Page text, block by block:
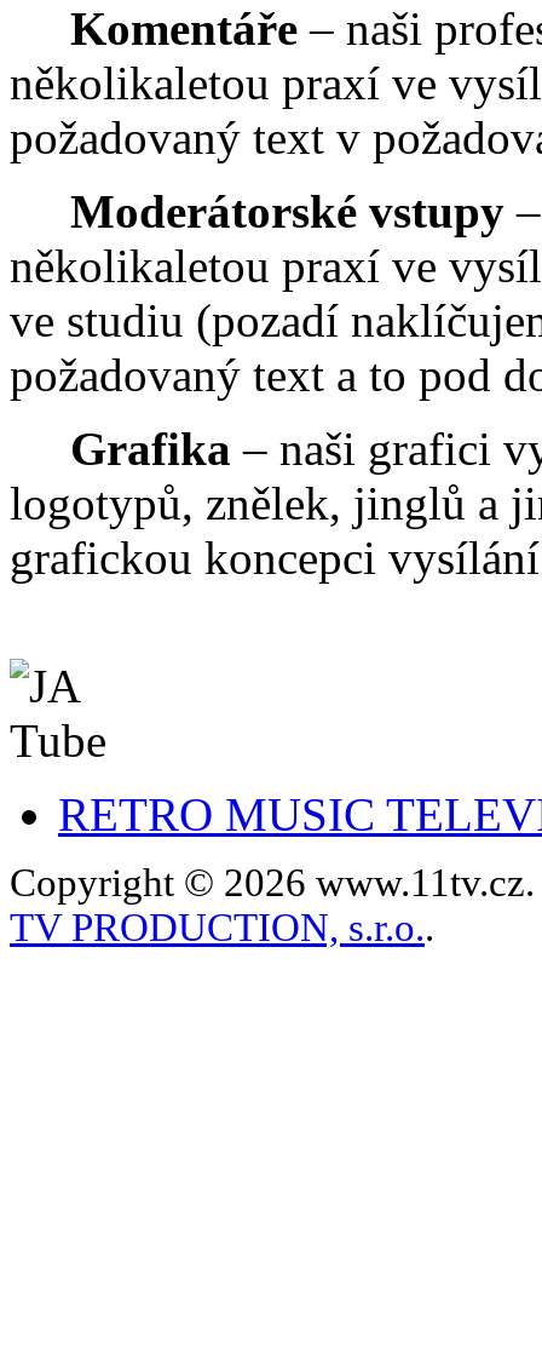
Komentáře – naši
několikaletou praxí ve
požadovaný text v
Moderátorské vstupy
několikaletou praxí ve
ve studiu (pozadí
požadovaný text a to pod
Grafika – naši grafici
logotypů, znělek, jinglů a
grafickou koncepci vysílání
RETRO MUSIC
Copyright © 2026
TV PRODUCTION, s.r.o..